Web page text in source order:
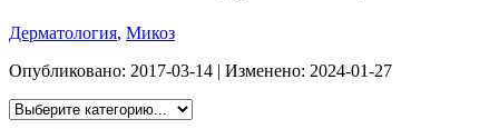
Дерматология, Микоз
Опубликовано: 2017-03-14 | Изменено: 2024-01-27